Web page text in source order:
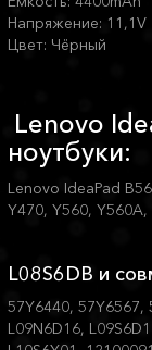
Напряжение: 11,1V
Цвет: Чёрный
Lenovo
ноутбуки:
Lenovo IdeaPad
Y470, Y560, Y560A,
L08S6DB и
57Y6440, 57Y6567,
L09N6D16,